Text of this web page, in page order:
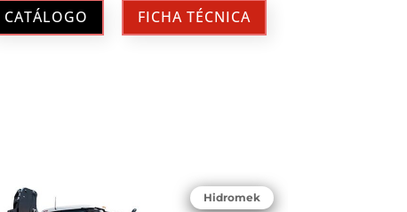
CATÁLOGO FICHA TÉCNICA
Hidromek